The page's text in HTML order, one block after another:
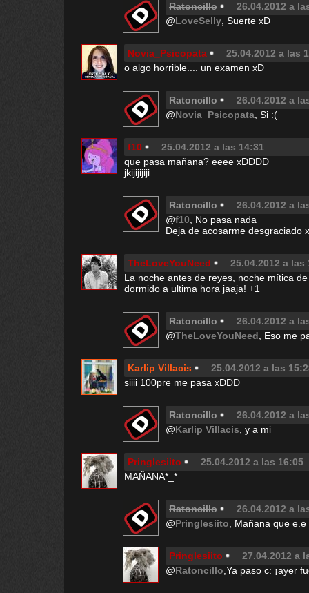
Ratoncillo
26.04.2012 a
@LoveSelly , Suerte xD
Novia_Psicopata
25.04.2012 a las
o algo horrible.... un examen xD
Ratoncillo
26.04.2012 a
@Novia_Psicopata , Si :(
f10
25.04.2012 a las 14:31
que pasa mañana? eeee xDDDD
jkijijijiji
Ratoncillo
26.04.2012 a
@f10 , No pasa nada
Deja de acosarme desgraciado
TheLoveYouNeed
25.04.2012 a las
La noche antes de reyes, noche mítica
dormido a ultima hora jaaja! +1
Ratoncillo
26.04.2012 a
@TheLoveYouNeed , Eso me
Karlip Villacis
25.04.2012 a las
siiii 100pre me pasa xDDD
Ratoncillo
26.04.2012 a
@Karlip Villacis , y a mi
Pringlesiito
25.04.2012 a las 16:05
MAÑANA*_*
Ratoncillo
26.04.2012 a
@Pringlesiito , Mañana que e.e
Pringlesiito
27.04.2012 a
@Ratoncillo ,Ya paso c: ¡ayer